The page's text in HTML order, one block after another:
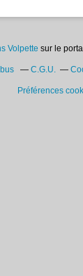
Volpette sur le
C.G.U.
Préférences